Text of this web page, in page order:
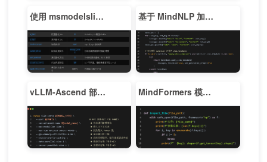
使用 msmodelslim 对 Qwen 系列模型量化 基于 MindNLP 加载 Qwen2-7B 模型并搭建 Gradio 对话服务
vLLM-Ascend 部署 Qwen3-8B 并搭建聊天机器人 MindFormers 模型权重分片合并